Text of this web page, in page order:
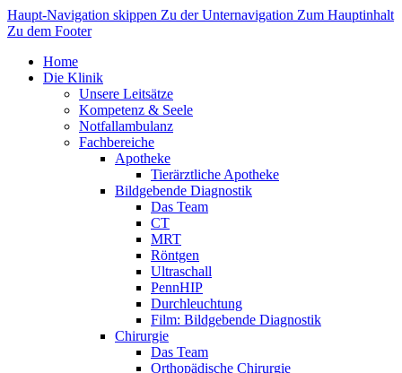
Haupt-Navigation skippen Zu der Unternavigation Zum Hauptinhalt
Zu dem Footer
Home
Die Klinik
Unsere Leitsätze
Kompetenz & Seele
Notfallambulanz
Fachbereiche
Apotheke
Tierärztliche Apotheke
Bildgebende Diagnostik
Das Team
CT
MRT
Röntgen
Ultraschall
PennHIP
Durchleuchtung
Film: Bildgebende Diagnostik
Chirurgie
Das Team
Orthopädische Chirurgie